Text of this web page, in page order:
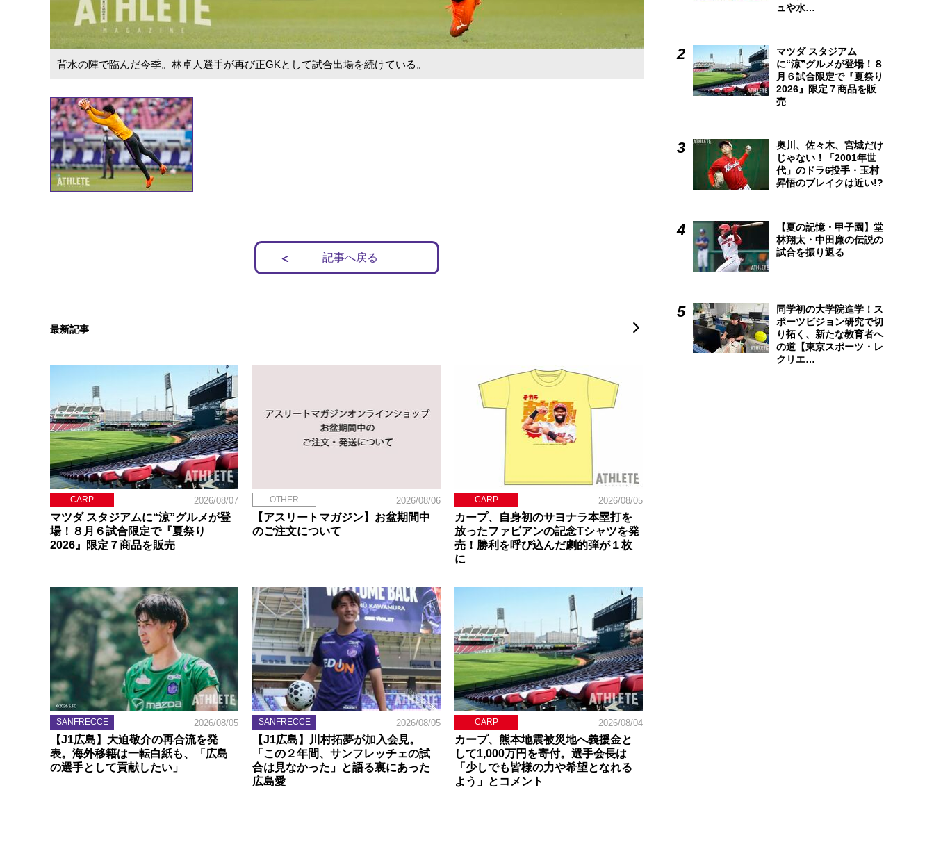
背水の陣で臨んだ今季。林卓人選手が再び正GKとして試合出場を続けている。
記事へ戻る
最新記事
CARP 2026/08/07
マツダ スタジアムに“涼”グルメが登
場！８月６試合限定で『夏祭り
2026』限定７商品を販売
OTHER 2026/08/06
【アスリートマガジン】お盆期間中
のご注文について
CARP 2026/08/05
カープ、自身初のサヨナラ本塁打を
放ったファビアンの記念Tシャツを発
売！勝利を呼び込んだ劇的弾が１枚
に
SANFRECCE 2026/08/05
【J1広島】大迫敬介の再合流を発
表。海外移籍は一転白紙も、「広島
の選手として貢献したい」
SANFRECCE 2026/08/05
【J1広島】川村拓夢が加入会見。
「この２年間、サンフレッチェの試
合は見なかった」と語る裏にあった
広島愛
CARP 2026/08/04
カープ、熊本地震被災地へ義援金と
して1,000万円を寄付。選手会長は
「少しでも皆様の力や希望となれる
よう」とコメント
ュや水…
マツダ スタジアム
に“涼”グルメが登場！８
月６試合限定で『夏祭り
2026』限定７商品を販
売
奥川、佐々木、宮城だけ
じゃない！「2001年世
代」のドラ6投手・玉村
昇悟のブレイクは近い!?
【夏の記憶・甲子園】堂
林翔太・中田廉の伝説の
試合を振り返る
同学初の大学院進学！ス
ポーツビジョン研究で切
り拓く、新たな教育者へ
の道【東京スポーツ・レ
クリエ…